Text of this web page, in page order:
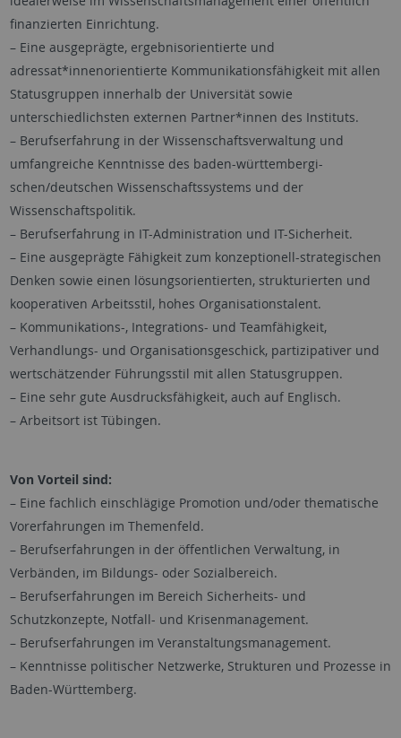
finanzierten Einrichtung.
– Eine ausgeprägte, ergebnisorientierte und
adressat*innenorientierte Kommunikationsfähigkeit mit allen
Statusgruppen innerhalb der Universität sowie
unterschiedlichsten externen Partner*innen des Instituts.
– Berufserfahrung in der Wissenschaftsverwaltung und
umfangreiche Kenntnisse des baden-württembergi-
schen/deutschen Wissenschaftssystems und der
Wissenschaftspolitik.
– Berufserfahrung in IT-Administration und IT-Sicherheit.
– Eine ausgeprägte Fähigkeit zum konzeptionell-strategischen
Denken sowie einen lösungsorientierten, strukturierten und
kooperativen Arbeitsstil, hohes Organisationstalent.
– Kommunikations-, Integrations- und Teamfähigkeit,
Verhandlungs- und Organisationsgeschick, partizipativer und
wertschätzender Führungsstil mit allen Statusgruppen.
– Eine sehr gute Ausdrucksfähigkeit, auch auf Englisch.
– Arbeitsort ist Tübingen.
Von Vorteil sind:
– Eine fachlich einschlägige Promotion und/oder thematische
Vorerfahrungen im Themenfeld.
– Berufserfahrungen in der öffentlichen Verwaltung, in
Verbänden, im Bildungs- oder Sozialbereich.
– Berufserfahrungen im Bereich Sicherheits- und
Schutzkonzepte, Notfall- und Krisenmanagement.
– Berufserfahrungen im Veranstaltungsmanagement.
– Kenntnisse politischer Netzwerke, Strukturen und Prozesse in
Baden-Württemberg.